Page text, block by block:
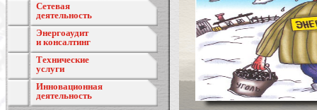
Сетевая
деятельность
Энергоаудит
и консалтинг
Технические
услуги
Инновационная
деятельность